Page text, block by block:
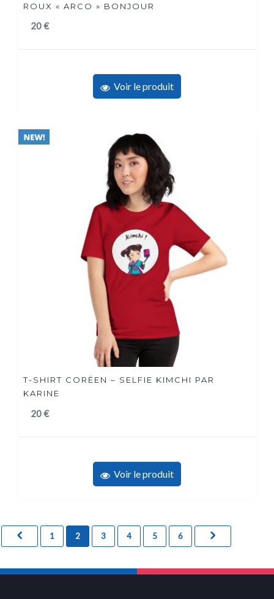
ROUX « ARCO » BONJOUR
20€
Voir le produit
T-SHIRT CORÉEN – SELFIE KIMCHI PAR
KARINE
20€
Voir le produit
1 2 3 4 5 6